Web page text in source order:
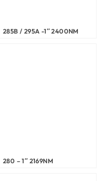
285B / 295A -1″ 2400NM
280 – 1″ 2169NM